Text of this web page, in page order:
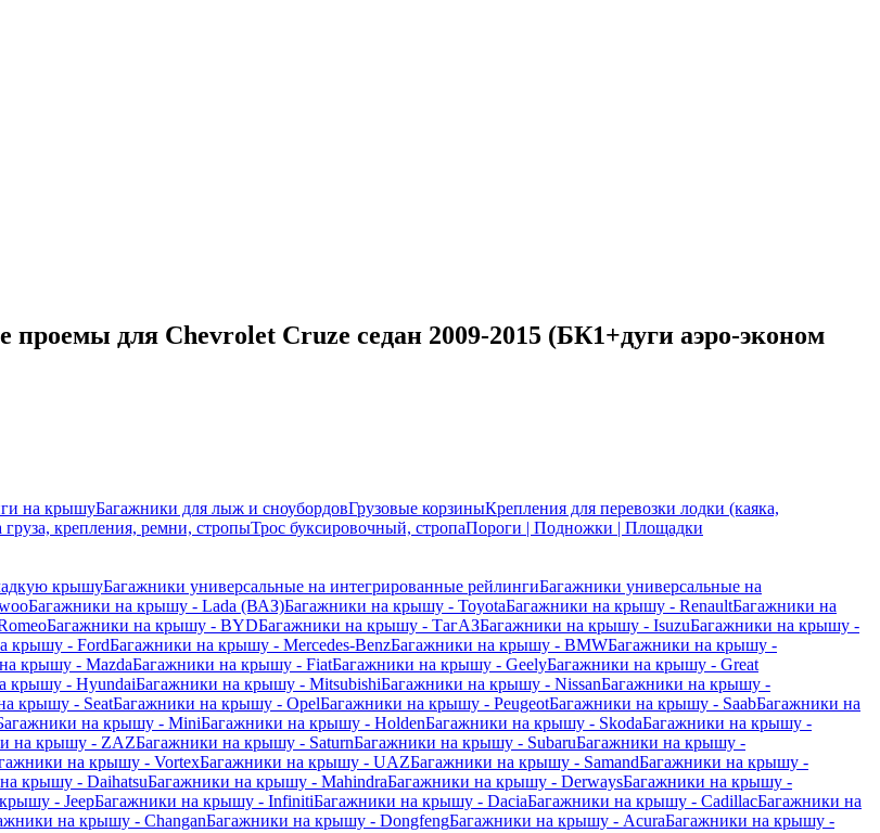
для Chevrolet Cruze седан 2009-2015 (БК1+дуги аэро-эконом
на крышуБагажники для лыж и сноубордовГрузовые корзиныКрепления для перевозки лодки (каяка,
груза, крепления, ремни, стропыТрос буксировочный, стропаПороги | Подножки | Площадки
крышуБагажники универсальные на интегрированные рейлингиБагажники универсальные на
Багажники на крышу - Lada (ВАЗ)Багажники на крышу - ToyotaБагажники на крышу - RenaultБагажники на
Багажники на крышу - BYDБагажники на крышу - ТагАЗБагажники на крышу - IsuzuБагажники на крышу -
крышу - FordБагажники на крышу - Mercedes-BenzБагажники на крышу - BMWБагажники на крышу -
крышу - MazdaБагажники на крышу - FiatБагажники на крышу - GeelyБагажники на крышу - Great
крышу - HyundaiБагажники на крышу - MitsubishiБагажники на крышу - NissanБагажники на крышу -
крышу - SeatБагажники на крышу - OpelБагажники на крышу - PeugeotБагажники на крышу - SaabБагажники на
на крышу - MiniБагажники на крышу - HoldenБагажники на крышу - SkodaБагажники на крышу -
на крышу - ZAZБагажники на крышу - SaturnБагажники на крышу - SubaruБагажники на крышу -
на крышу - VortexБагажники на крышу - UAZБагажники на крышу - SamandБагажники на крышу -
крышу - DaihatsuБагажники на крышу - MahindraБагажники на крышу - DerwaysБагажники на крышу -
- JeepБагажники на крышу - InfinitiБагажники на крышу - DaciaБагажники на крышу - CadillacБагажники на
на крышу - ChanganБагажники на крышу - DongfengБагажники на крышу - AcuraБагажники на крышу -